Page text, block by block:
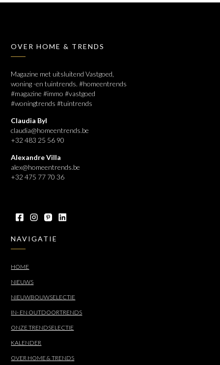
OVER HOME & TRENDS
Magazine met uitsluitend Vastgoed,
woning -en tuintrends. #homeentrends
#magazine #immo #vastgoed
#woningtrends #tuintrends
Claudia Byl
claudia@homeentrends.be
+32 483 25 56 90
Alexandre Villa
alex@homeentrends.be
+32 475 77 70 36
NAVIGATIE
HOME
NIEUWS
NIEUWBOUWSELECTIE
IN- EN OUTDOORTRENDS
ONZE TRENDSELECTIE
KALENDER
OVER HOME & TRENDS